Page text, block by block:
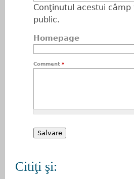
Conţinutul acestui
public.
Homepage
Comment *
Citiţi şi: